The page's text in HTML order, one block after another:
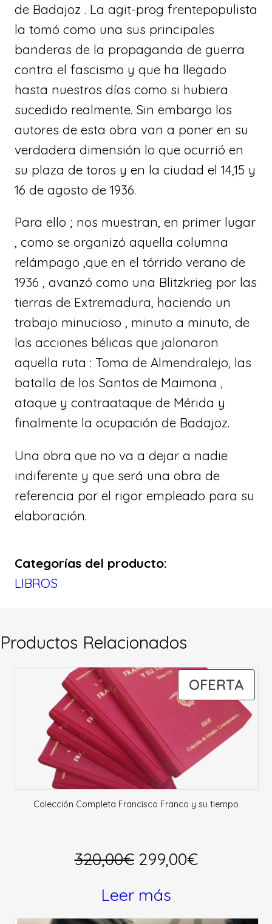
de Badajoz . La agit-prog frentepopulista
la tomó como una sus principales
banderas de la propaganda de guerra
contra el fascismo y que ha llegado
hasta nuestros días como si hubiera
sucedido realmente. Sin embargo los
autores de esta obra van a poner en su
verdadera dimensión lo que ocurrió en
su plaza de toros y en la ciudad el 14,15 y
16 de agosto de 1936.
Para ello ; nos muestran, en primer lugar
, como se organizó aquella columna
relámpago ,que en el tórrido verano de
1936 , avanzó como una Blitzkrieg por las
tierras de Extremadura, haciendo un
trabajo minucioso , minuto a minuto, de
las acciones bélicas que jalonaron
aquella ruta : Toma de Almendralejo, las
batalla de los Santos de Maimona ,
ataque y contraataque de Mérida y
finalmente la ocupación de Badajoz.
Una obra que no va a dejar a nadie
indiferente y que será una obra de
referencia por el rigor empleado para su
elaboración.
Categorías del producto:
LIBROS
Productos Relacionados
OFERTA
EN
Colección Completa Francisco Franco y su tiempo
320,00€ El
precio
299,00€El
Leer más